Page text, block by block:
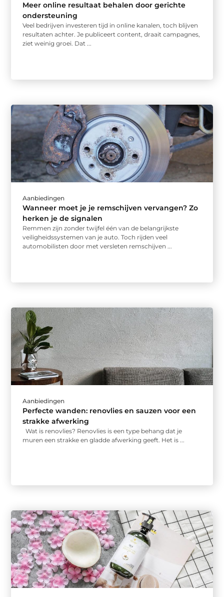
Meer online resultaat behalen door gerichte
ondersteuning
Veel bedrijven investeren tijd in online kanalen, toch blijven
resultaten achter. Je publiceert content, draait campagnes,
ziet weinig groei. Dat ...
Aanbiedingen
Wanneer moet je je remschijven vervangen? Zo
herken je de signalen
Remmen zijn zonder twijfel één van de belangrijkste
veiligheidssystemen van je auto. Toch rijden veel
automobilisten door met versleten remschijven ...
Aanbiedingen
Perfecte wanden: renovlies en sauzen voor een
strakke afwerking
Wat is renovlies? Renovlies is een type behang dat je
muren een strakke en gladde afwerking geeft. Het is ...